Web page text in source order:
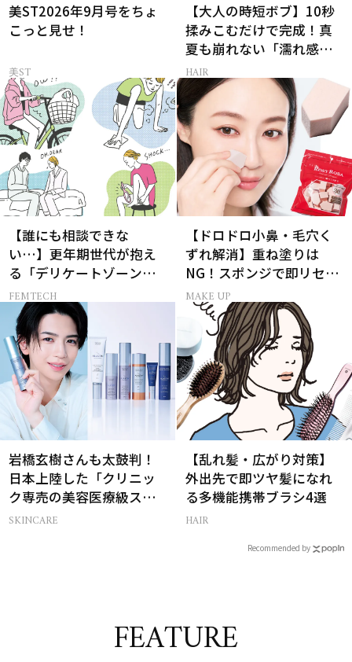
美ST2026年9月号をちょ
こっと見せ！
美ST
【大人の時短ボブ】10秒
揉みこむだけで完成！真
夏も崩れない「濡れ感ハ
ンサムヘア」
HAIR
【誰にも相談できな
い…】更年期世代が抱え
る「デリケートゾーン」
のリアルなお悩み４選
FEMTECH
【ドロドロ小鼻・毛穴く
ずれ解消】重ね塗りは
NG！スポンジで即リセッ
トするプロ技
MAKE UP
岩橋玄樹さんも太鼓判！
日本上陸した「クリニッ
ク専売の美容医療級スキ
ンケア」
SKINCARE
【乱れ髪・広がり対策】
外出先で即ツヤ髪になれ
る多機能携帯ブラシ4選
HAIR
Recommended by
FEATURE